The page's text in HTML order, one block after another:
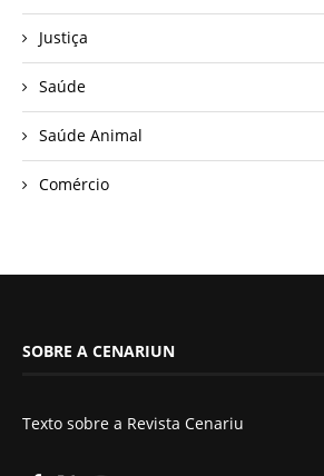
Justiça
Saúde
Saúde Animal
Comércio
SOBRE A CENARIUN
Texto sobre a Revista Cenariu